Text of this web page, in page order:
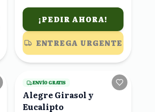
¡PEDIR AHORA!
ENTREGA URGENTE
24viendo
ENVÍO GRATIS
Alegre Girasol y
Eucalipto